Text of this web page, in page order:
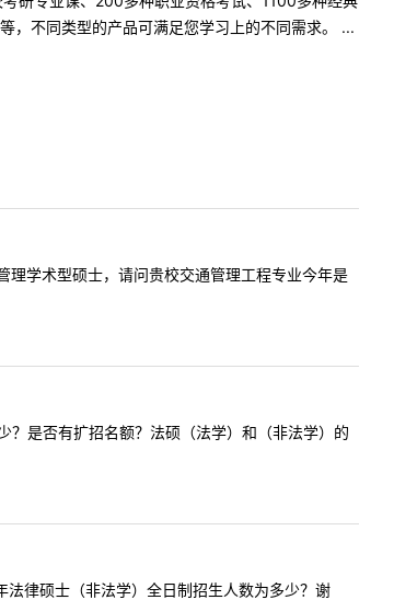
，不同类型的产品可满足您学习上的不同需求。 ...
学术型硕士，请问贵校交通管理工程专业今年是
是否有扩招名额？法硕（法学）和（非法学）的
律硕士（非法学）全日制招生人数为多少？谢